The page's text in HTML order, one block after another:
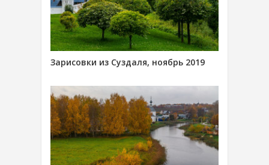
Зарисовки из Суздаля, ноябрь 2019